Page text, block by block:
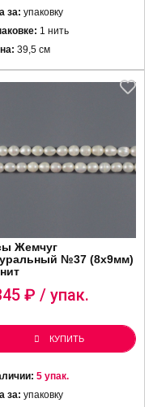
за: упаковку
1 нить
39,5 см
Жемчуг
№37 (8х9мм)
₽ / упак.
КУПИТЬ
5 упак.
за: упаковку